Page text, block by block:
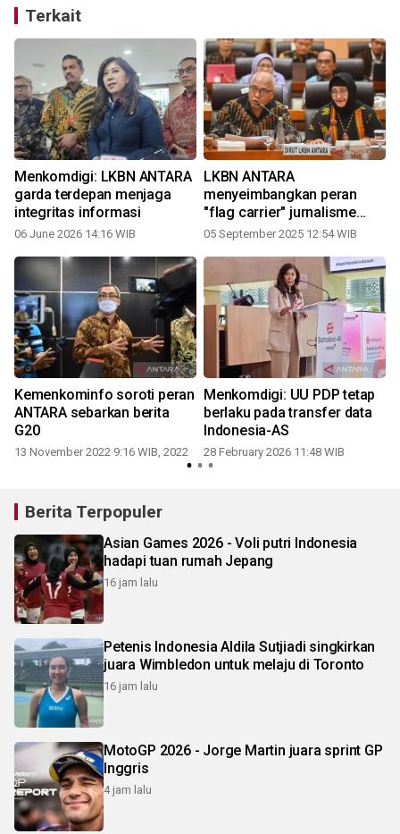
Terkait
Menkomdigi: LKBN ANTARA
garda terdepan menjaga
integritas informasi
06 June 2026 14:16 WIB
LKBN ANTARA
menyeimbangkan peran
"flag carrier" jurnalisme
Indonesia
05 September 2025 12:54 WIB
Kemenkominfo soroti peran
ANTARA sebarkan berita
G20
13 November 2022 9:16 WIB, 2022
Menkomdigi: UU PDP tetap
berlaku pada transfer data
Indonesia-AS
28 February 2026 11:48 WIB
Berita Terpopuler
Asian Games 2026 - Voli putri Indonesia
hadapi tuan rumah Jepang
16 jam lalu
Petenis Indonesia Aldila Sutjiadi singkirkan
juara Wimbledon untuk melaju di Toronto
16 jam lalu
MotoGP 2026 - Jorge Martin juara sprint GP
Inggris
4 jam lalu